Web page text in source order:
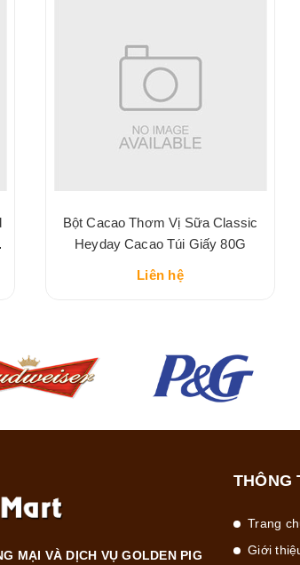
Bột Cacao Thơm Vị Sữa Classic
Heyday Cacao Túi Giấy 80G
Liên hệ
MẠI VÀ DỊCH VỤ GOLDEN PIG
THÔNG
Trang
Giới